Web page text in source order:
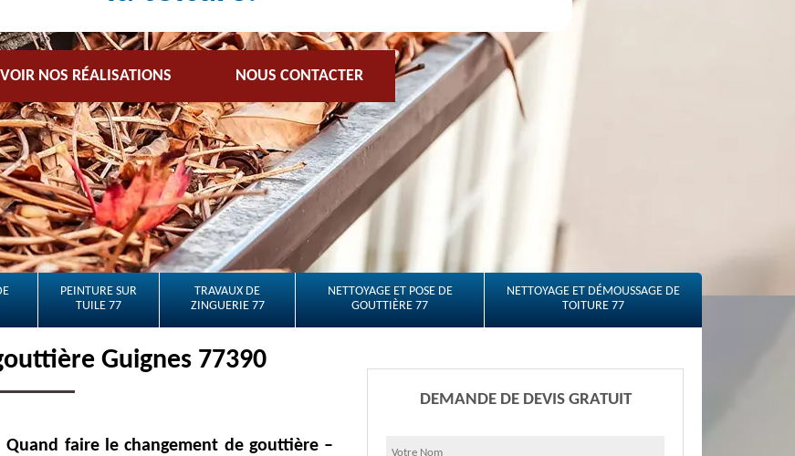
VOIR NOS RÉALISATIONS NOUS CONTACTER
PEINTURE SUR
TUILE 77
TRAVAUX DE
ZINGUERIE 77
NETTOYAGE ET POSE DE
GOUTTIÈRE 77
NETTOYAGE ET DÉMOUSSAGE DE
TOITURE 77
Guignes 77390
Quand faire le changement de gouttière –
DEMANDE DE DEVIS GRATUIT